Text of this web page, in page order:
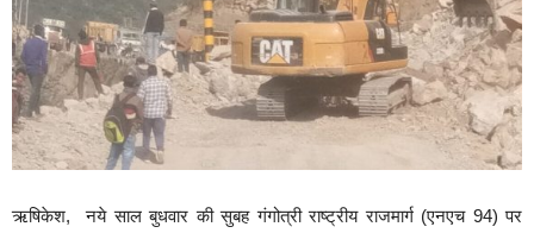
ऋषिकेश, नये साल बुधवार की सुबह गंगोत्री राष्ट्रीय राजमार्ग (एनएच 94) पर